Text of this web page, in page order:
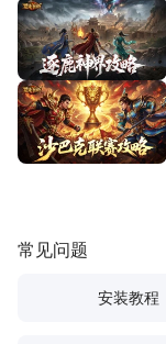
常见问题
安装教程